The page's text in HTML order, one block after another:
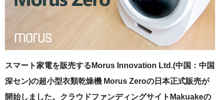
スマート家電を販売するMorus Innovation Ltd.(中国：中国
深セン)の超小型衣類乾燥機 Morus Zeroの日本正式販売が
開始しました。クラウドファンディングサイトMakuakeの